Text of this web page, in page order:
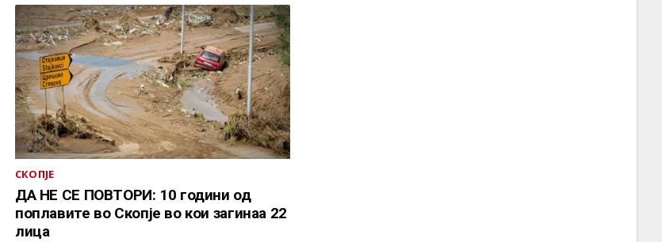
СКОПЈЕ
ДА НЕ СЕ ПОВТОРИ: 10 години од
поплавите во Скопје во кои загинаа 22
лица